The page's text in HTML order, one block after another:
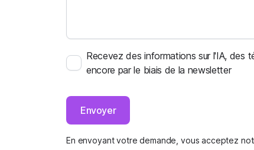
Recevez des informations sur l'IA, des
encore par le biais de la newsletter
Envoyer
En envoyant votre demande, vous acceptez